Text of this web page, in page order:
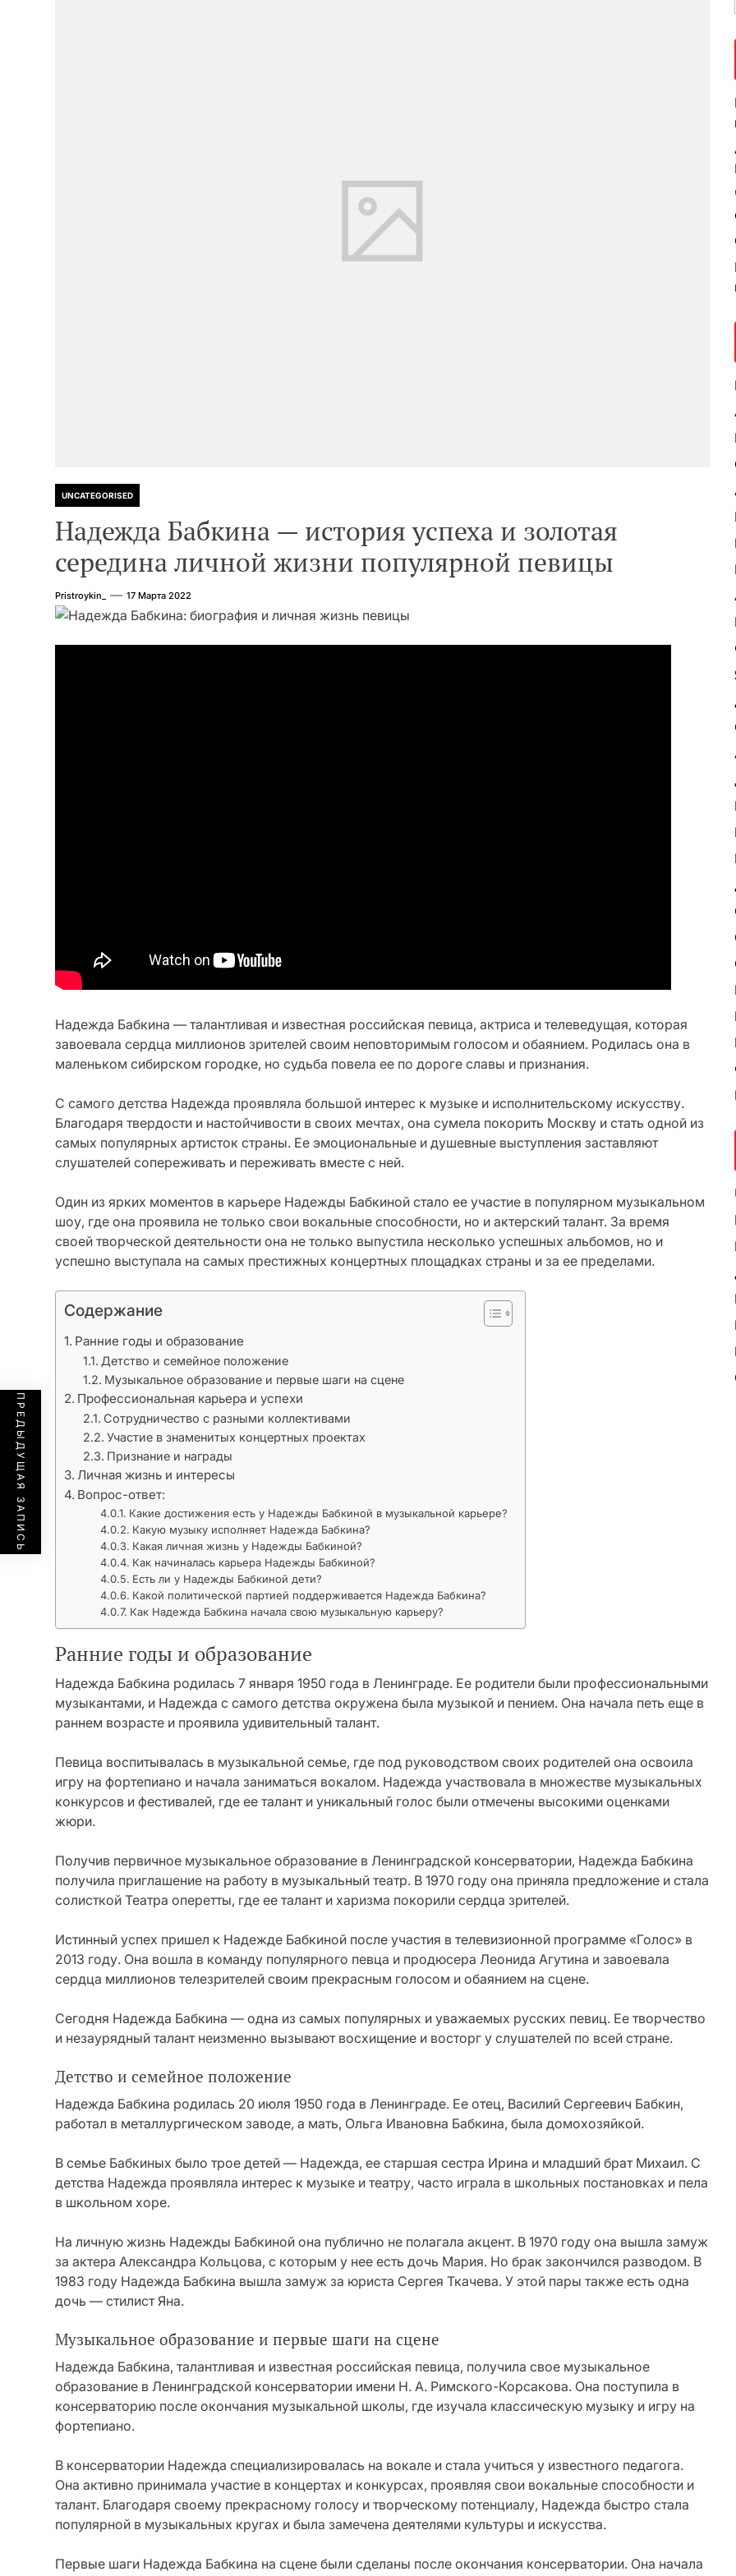
UNCATEGORISED
Надежда Бабкина — история успеха и золотая
середина личной жизни популярной певицы
Pristroykin_ 17 Марта 2022
Надежда Бабкина — талантливая и известная российская певица, актриса и телеведущая, которая
завоевала сердца миллионов зрителей своим неповторимым голосом и обаянием. Родилась она в
маленьком сибирском городке, но судьба повела ее по дороге славы и признания.
С самого детства Надежда проявляла большой интерес к музыке и исполнительскому искусству.
Благодаря твердости и настойчивости в своих мечтах, она сумела покорить Москву и стать одной из
самых популярных артисток страны. Ее эмоциональные и душевные выступления заставляют
слушателей сопереживать и переживать вместе с ней.
Один из ярких моментов в карьере Надежды Бабкиной стало ее участие в популярном музыкальном
шоу, где она проявила не только свои вокальные способности, но и актерский талант. За время
своей творческой деятельности она не только выпустила несколько успешных альбомов, но и
успешно выступала на самых престижных концертных площадках страны и за ее пределами.
Содержание
Ранние годы и образование
Детство и семейное положение
Музыкальное образование и первые шаги на сцене
Профессиональная карьера и успехи
Сотрудничество с разными коллективами
Участие в знаменитых концертных проектах
Признание и награды
Личная жизнь и интересы
Вопрос-ответ:
Какие достижения есть у Надежды Бабкиной в музыкальной карьере?
Какую музыку исполняет Надежда Бабкина?
Какая личная жизнь у Надежды Бабкиной?
Как начиналась карьера Надежды Бабкиной?
Есть ли у Надежды Бабкиной дети?
Какой политической партией поддерживается Надежда Бабкина?
Как Надежда Бабкина начала свою музыкальную карьеру?
Ранние годы и образование
Надежда Бабкина родилась 7 января 1950 года в Ленинграде. Ее родители были профессиональными
музыкантами, и Надежда с самого детства окружена была музыкой и пением. Она начала петь еще в
раннем возрасте и проявила удивительный талант.
Певица воспитывалась в музыкальной семье, где под руководством своих родителей она освоила
игру на фортепиано и начала заниматься вокалом. Надежда участвовала в множестве музыкальных
конкурсов и фестивалей, где ее талант и уникальный голос были отмечены высокими оценками
жюри.
Получив первичное музыкальное образование в Ленинградской консерватории, Надежда Бабкина
получила приглашение на работу в музыкальный театр. В 1970 году она приняла предложение и стала
солисткой Театра оперетты, где ее талант и харизма покорили сердца зрителей.
Истинный успех пришел к Надежде Бабкиной после участия в телевизионной программе «Голос» в
2013 году. Она вошла в команду популярного певца и продюсера Леонида Агутина и завоевала
сердца миллионов телезрителей своим прекрасным голосом и обаянием на сцене.
Сегодня Надежда Бабкина — одна из самых популярных и уважаемых русских певиц. Ее творчество
и незаурядный талант неизменно вызывают восхищение и восторг у слушателей по всей стране.
Детство и семейное положение
Надежда Бабкина родилась 20 июля 1950 года в Ленинграде. Ее отец, Василий Сергеевич Бабкин,
работал в металлургическом заводе, а мать, Ольга Ивановна Бабкина, была домохозяйкой.
В семье Бабкиных было трое детей — Надежда, ее старшая сестра Ирина и младший брат Михаил. С
детства Надежда проявляла интерес к музыке и театру, часто играла в школьных постановках и пела
в школьном хоре.
На личную жизнь Надежды Бабкиной она публично не полагала акцент. В 1970 году она вышла замуж
за актера Александра Кольцова, с которым у нее есть дочь Мария. Но брак закончился разводом. В
1983 году Надежда Бабкина вышла замуж за юриста Сергея Ткачева. У этой пары также есть одна
дочь — стилист Яна.
Музыкальное образование и первые шаги на сцене
Надежда Бабкина, талантливая и известная российская певица, получила свое музыкальное
образование в Ленинградской консерватории имени Н. А. Римского-Корсакова. Она поступила в
консерваторию после окончания музыкальной школы, где изучала классическую музыку и игру на
фортепиано.
В консерватории Надежда специализировалась на вокале и стала учиться у известного педагога.
Она активно принимала участие в концертах и конкурсах, проявляя свои вокальные способности и
талант. Благодаря своему прекрасному голосу и творческому потенциалу, Надежда быстро стала
популярной в музыкальных кругах и была замечена деятелями культуры и искусства.
Первые шаги Надежда Бабкина на сцене были сделаны после окончания консерватории. Она начала
ПРЕДЫДУЩАЯ ЗАПИСЬ